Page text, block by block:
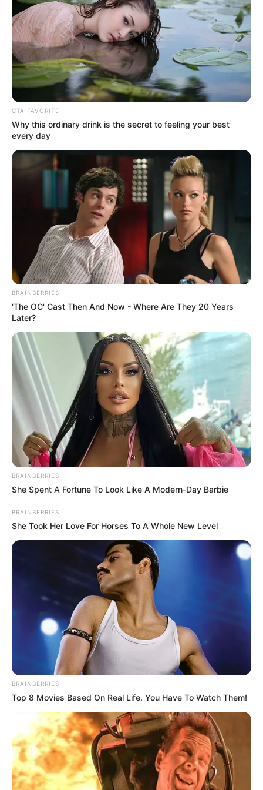
Serem! 9 Chat Ojek Online &
Pelanggan Ini Bikin Auto
Merinding
Bikin Ngakak, 10 Potret
Cosplay Murah Pakai Bahan
Seadanya
Anti Mainstream, 10 Cara
Versi Warga Thailand
Langka Banget! 10 Pose Lucu
Katak yang Bikin Ketawa
Ambyar! 10 Kalimat Baper
Pakai Bahasa Jawa Ini Bikin
Galau Abis
CTA FAVORITE
Why this ordinary drink is the secret to feeling your best
every day
BRAINBERRIES
'The OC' Cast Then And Now - Where Are They 20 Years
Later?
BRAINBERRIES
She Spent A Fortune To Look Like A Modern-Day Barbie
BRAINBERRIES
She Took Her Love For Horses To A Whole New Level
BRAINBERRIES
Top 8 Movies Based On Real Life. You Have To Watch Them!